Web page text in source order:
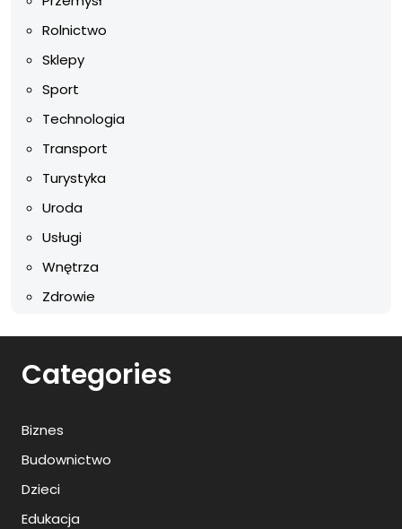
Rolnictwo
Sklepy
Sport
Technologia
Transport
Turystyka
Uroda
Usługi
Wnętrza
Zdrowie
Categories
Biznes
Budownictwo
Dzieci
Edukacja